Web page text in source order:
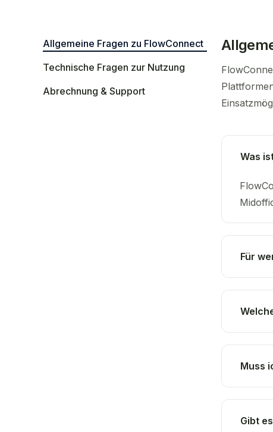
Allgemeine Fragen zu FlowConnect
Technische Fragen zur Nutzung
Abrechnung & Support
Was
Für
Muss
Gibt